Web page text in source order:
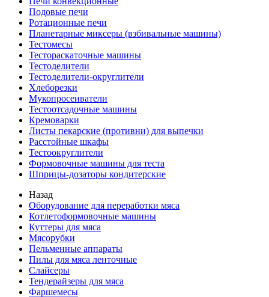
Подовые печи
Ротационные печи
Планетарные миксеры (взбивальные машины)
Тестомесы
Тестораскаточные машины
Тестоделители
Тестоделители-округлители
Хлеборезки
Мукопросеиватели
Тестоотсадочные машины
Кремоварки
Листы пекарские (противни) для выпечки
Расстойные шкафы
Тестоокруглители
Формовочные машины для теста
Шприцы-дозаторы кондитерские
Назад
Оборудование для переработки мяса
Котлетоформовочные машины
Куттеры для мяса
Мясорубки
Пельменные аппараты
Пилы для мяса ленточные
Слайсеры
Тендерайзеры для мяса
Фаршемесы